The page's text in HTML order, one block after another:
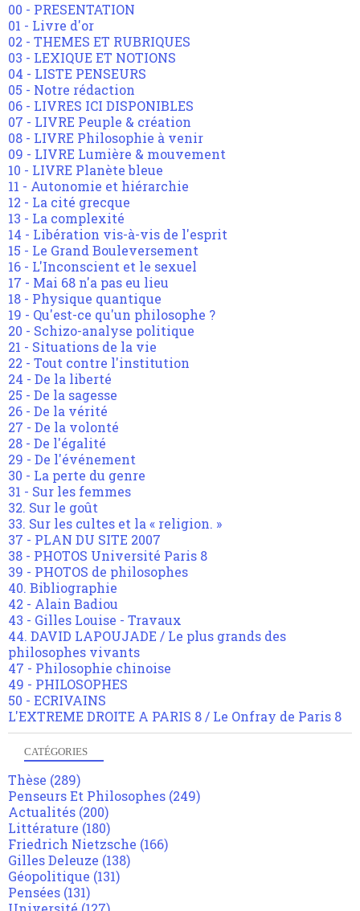
00 - PRESENTATION
01 - Livre d'or
02 - THEMES ET RUBRIQUES
03 - LEXIQUE ET NOTIONS
04 - LISTE PENSEURS
05 - Notre rédaction
06 - LIVRES ICI DISPONIBLES
07 - LIVRE Peuple & création
08 - LIVRE Philosophie à venir
09 - LIVRE Lumière & mouvement
10 - LIVRE Planète bleue
11 - Autonomie et hiérarchie
12 - La cité grecque
13 - La complexité
14 - Libération vis-à-vis de l'esprit
15 - Le Grand Bouleversement
16 - L'Inconscient et le sexuel
17 - Mai 68 n'a pas eu lieu
18 - Physique quantique
19 - Qu'est-ce qu'un philosophe ?
20 - Schizo-analyse politique
21 - Situations de la vie
22 - Tout contre l'institution
24 - De la liberté
25 - De la sagesse
26 - De la vérité
27 - De la volonté
28 - De l'égalité
29 - De l'événement
30 - La perte du genre
31 - Sur les femmes
32. Sur le goût
33. Sur les cultes et la « religion. »
37 - PLAN DU SITE 2007
38 - PHOTOS Université Paris 8
39 - PHOTOS de philosophes
40. Bibliographie
42 - Alain Badiou
43 - Gilles Louise - Travaux
44. DAVID LAPOUJADE / Le plus grands des
philosophes vivants
47 - Philosophie chinoise
49 - PHILOSOPHES
50 - ECRIVAINS
L'EXTREME DROITE A PARIS 8 / Le Onfray de Paris 8
CATÉGORIES
Thèse (289)
Penseurs Et Philosophes (249)
Actualités (200)
Littérature (180)
Friedrich Nietzsche (166)
Gilles Deleuze (138)
Géopolitique (131)
Pensées (131)